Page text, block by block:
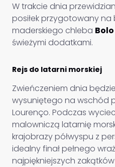
W trakcie dnia
posiłek przygotowany
maderskiego chleba
świeżymi dodatkami.
Rejs do latarni morskiej
Zwieńczeniem dnia
wysuniętego na wschód
Lourenço. Podczas
malowniczą latarnię
krajobrazy półwyspu z
idealny finał pełnego
najpiękniejszych